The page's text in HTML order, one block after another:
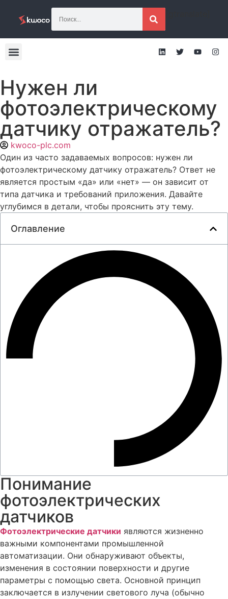
Нужен ли
фотоэлектрическому
датчику отражатель?
kwoco-plc.com
Один из часто задаваемых вопросов: нужен ли
фотоэлектрическому датчику отражатель? Ответ не
является простым «да» или «нет» — он зависит от
типа датчика и требований приложения. Давайте
углубимся в детали, чтобы прояснить эту тему.
Оглавление
Понимание
фотоэлектрических
датчиков
Фотоэлектрические датчики являются жизненно
важными компонентами промышленной
автоматизации. Они обнаруживают объекты,
изменения в состоянии поверхности и другие
параметры с помощью света. Основной принцип
заключается в излучении светового луча (обычно